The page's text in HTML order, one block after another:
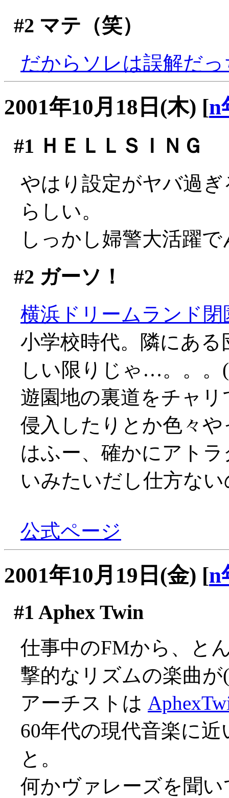
#2 マテ（笑）
だからソレは誤解だ
2001年10月18日(木) [n
#1 ＨＥＬＬＳＩＮＧ
やはり設定がヤバ過
らしい。
しっかし婦警大活躍
#2 ガーソ！
横浜ドリームランド閉
小学校時代。隣にあ
しい限りじゃ…。。。
遊園地の裏道をチャ
侵入したりとか色々
はふー、確かにアト
いみたいだし仕方な
公式ページ
2001年10月19日(金) [n
#1 Aphex Twin
仕事中のFMから、と
撃的なリズムの楽曲が
アーチストは
60年代の現代音楽に
と。
何かヴァレーズを聞